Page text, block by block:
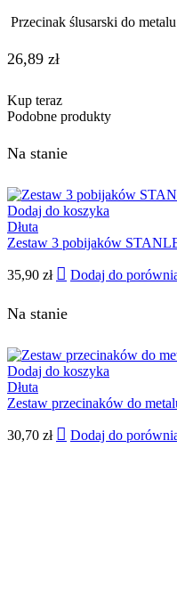
Przecinak ślusarski do
26,89 zł
Kup teraz
Podobne produkty
Na stanie
Dodaj do koszyka
Dłuta
Zestaw 3 pobijaków
35,90 zł Dodaj do
Na stanie
Dodaj do koszyka
Dłuta
Zestaw przecinaków do
30,70 zł Dodaj do